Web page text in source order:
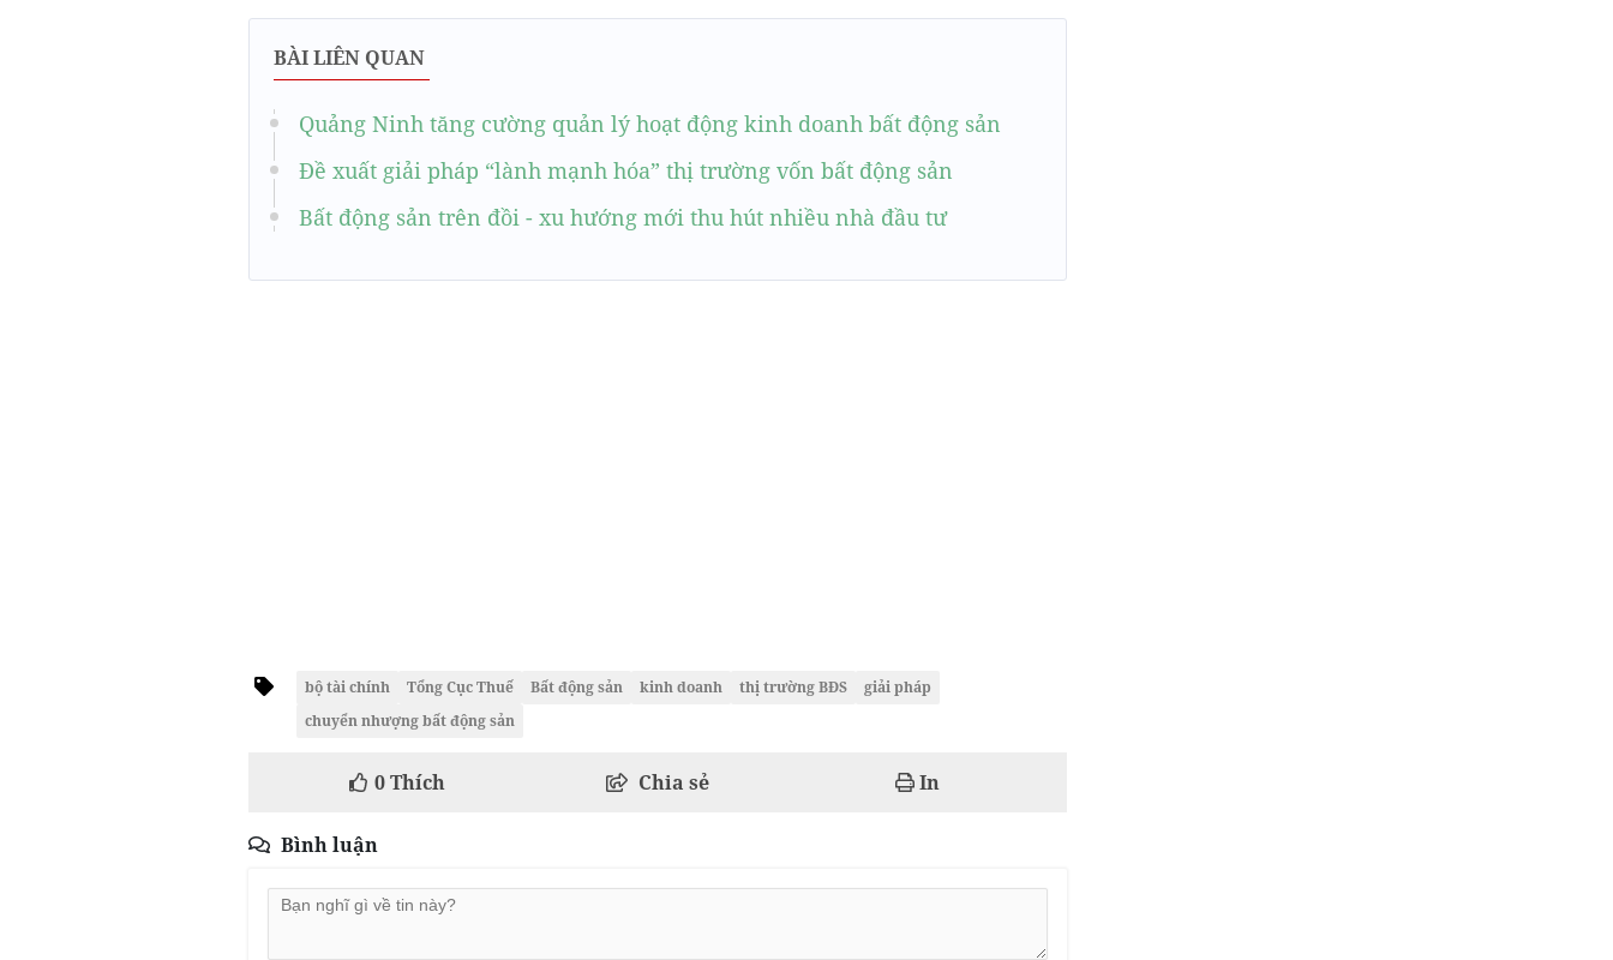
BÀI LIÊN QUAN
Quảng Ninh tăng cường quản lý hoạt động kinh doanh bất động sản
Đề xuất giải pháp “lành mạnh hóa” thị trường vốn bất động sản
Bất động sản trên đồi - xu hướng mới thu hút nhiều nhà đầu tư
bộ tài chính Tổng Cục Thuế Bất động sản kinh doanh thị trường BĐS
giải pháp
chuyển nhượng bất động sản
0Thích Chia sẻ In
Bình luận